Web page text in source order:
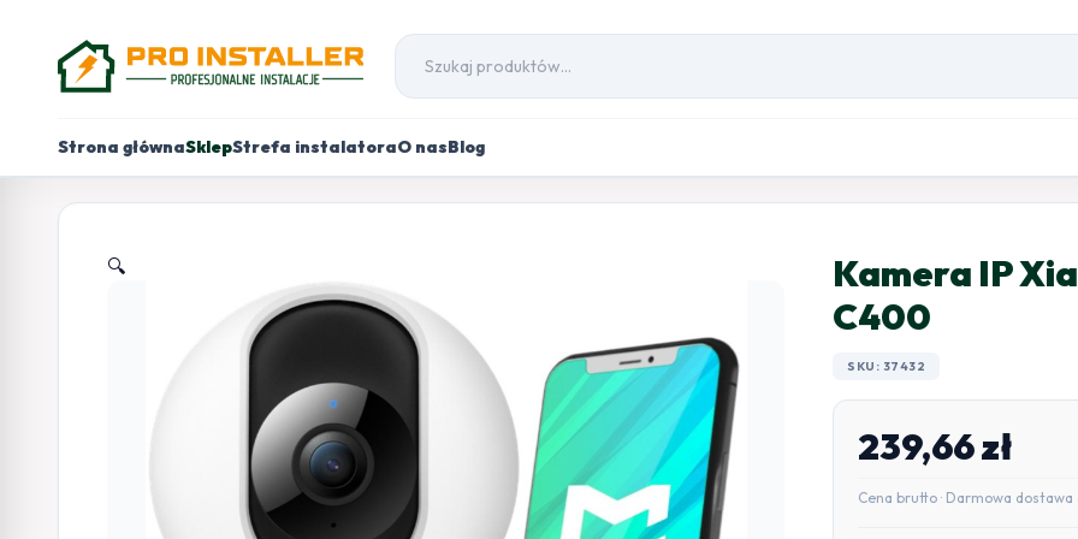
Strona głównaSklepStrefa instalatoraO nasBlog
🔍
Kamera IP
C400
SKU: 37432
239,66zł
Cena brutto · Darmowa dostawa